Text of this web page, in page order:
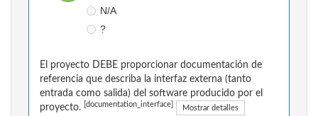
N/A
?
El proyecto DEBE proporcionar documentación de
referencia que describa la interfaz externa (tanto
entrada como salida) del software producido por el
proyecto.
[documentation_interface] Mostrar detalles